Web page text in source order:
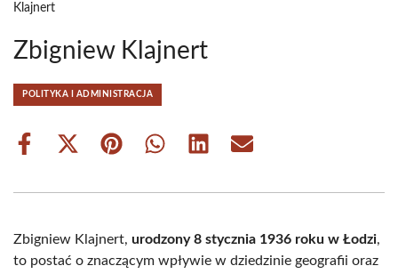
Klajnert
Zbigniew Klajnert
POLITYKA I ADMINISTRACJA
Share
Share
(Twitter)
Share Share Share Share
Zbigniew Klajnert, urodzony 8 stycznia 1936 roku w Łodzi,
to postać o znaczącym wpływie w dziedzinie geografii oraz